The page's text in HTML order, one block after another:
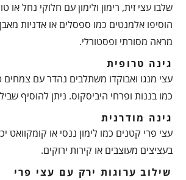
שלבו עצי זית, רימון ולימון עם חלוקי נחל או
הוסיפו אלמנטים כמו ספסלים או אדניות
מראה מסורתי ופסטורלי.
גינה טרופית
עצי מנגו ואבוקדו משתלבים נהדר עם צמחים
כמו בננות ופרחי היביסקוס. ניתן להוסיף
גינה מודרנית
עצי פרי קטנים כמו לימון ננסי או קומקוואט
בעציצים מעוצבים או קירות ירוקים.
שילוב ערוגות ירק עם עצי פרי